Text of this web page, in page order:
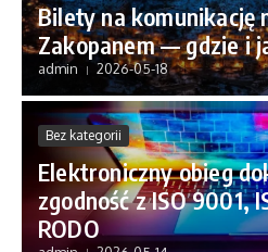
Bilety na komunikację
Zakopanem — gdzie i
admin 2026-05-18
Bez kategorii
Elektroniczny obieg
zgodność z ISO 9001,
RODO